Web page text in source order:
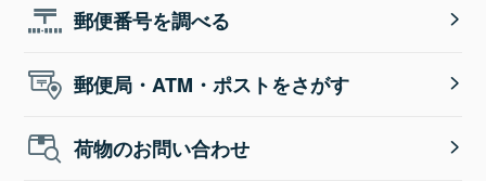
郵便番号を調べる
郵便局・ATM・ポストをさがす
荷物のお問い合わせ